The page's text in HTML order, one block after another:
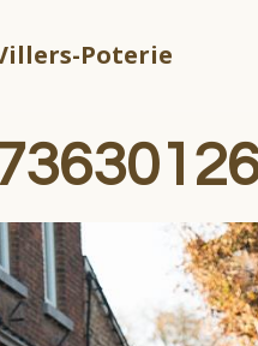
Poterie